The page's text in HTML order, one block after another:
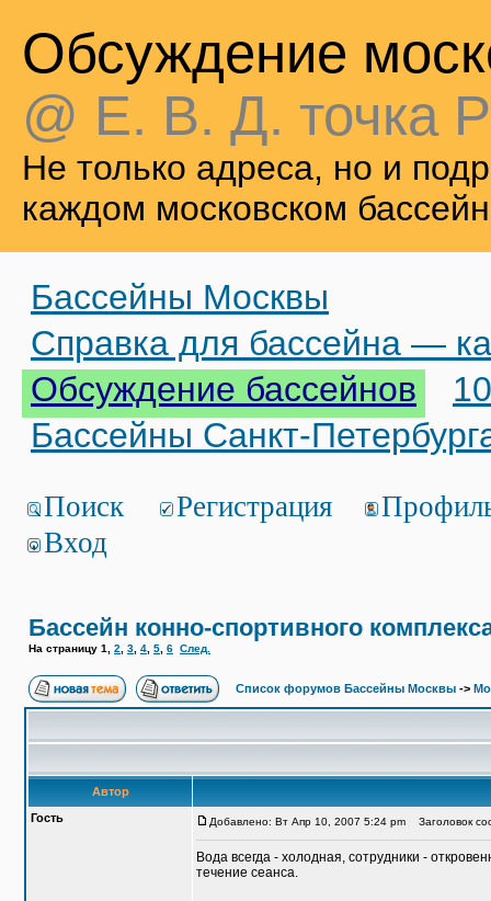
Обсуждение
@ Е. В. Д. точка
Не только адреса, но и
каждом московском
Бассейны Москвы
Справка для бассейна —
Обсуждение бассейнов
Бассейны Санкт-
Поиск Регистрация
Вход
Бассейн конно-спортивного
На страницу 1 2 3 4 5 6 След.
Список форумов Бассейны Москвы ->
Автор
Гость
Добавлено: Вт Апр 10, 2007 5:24 pm Заголовок
Вода всегда - холодная, сотрудники -
течение сеанса.